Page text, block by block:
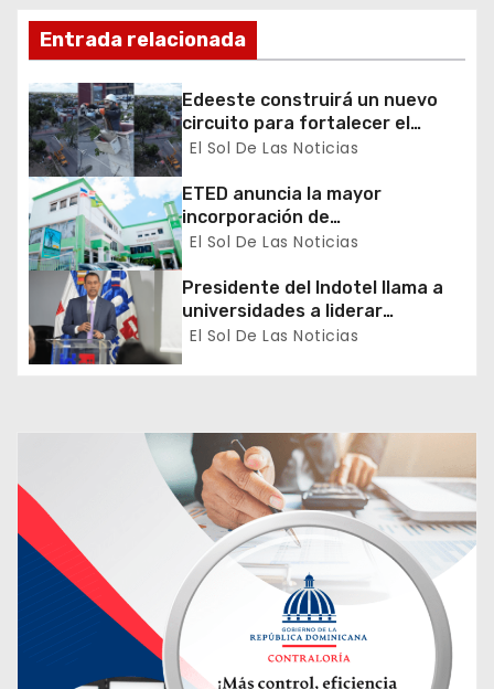
n
d
e
e
n
t
a
Entrada relacionada
Edeeste construirá un nuevo
circuito para fortalecer el
servicio eléctrico en San Pedro
El Sol De Las Noticias
ETED anuncia la mayor
incorporación de
almacenamiento de energía del
Caribe
El Sol De Las Noticias
Presidente del Indotel llama a
universidades a liderar
transformación digital del país
El Sol De Las Noticias